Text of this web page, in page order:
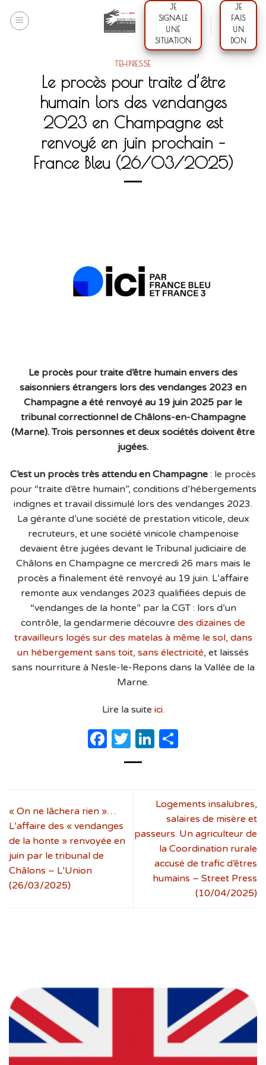
JE
SIGNALE
UNE
SITUATION
JE
FAIS
UN
DON
TEHPRESSE
Le procès pour traite d’être
humain lors des vendanges
2023 en Champagne est
renvoyé en juin prochain –
France Bleu (26/03/2025)
Le procès pour traite d’être humain envers des
saisonniers étrangers lors des vendanges 2023 en
Champagne a été renvoyé au 19 juin 2025 par le
tribunal correctionnel de Châlons-en-Champagne
(Marne). Trois personnes et deux sociétés doivent être
jugées.
C’est un procès très attendu en Champagne : le procès
pour “traite d’être humain”, conditions d’hébergements
indignes et travail dissimulé lors des vendanges 2023.
La gérante d’une société de prestation viticole, deux
recruteurs, et une société vinicole champenoise
devaient être jugées devant le Tribunal judiciaire de
Châlons en Champagne ce mercredi 26 mars mais le
procès a finalement été renvoyé au 19 juin. L’affaire
remonte aux vendanges 2023 qualifiées depuis de
“vendanges de la honte” par la CGT : lors d’un
contrôle, la gendarmerie découvre des dizaines de
travailleurs logés sur des matelas à même le sol, dans
un hébergement sans toit, sans électricité, et laissés
sans nourriture à Nesle-le-Repons dans la Vallée de la
Marne.
Lire la suite ici.
Facebook
TwitterLinkedIn
« On ne lâchera rien »…
L’affaire des « vendanges
de la honte » renvoyée en
juin par le tribunal de
Châlons – L’Union
(26/03/2025)
Logements insalubres,
salaires de misère et
passeurs. Un agriculteur de
la Coordination rurale
accusé de trafic d’êtres
humains – Street Press
(10/04/2025)